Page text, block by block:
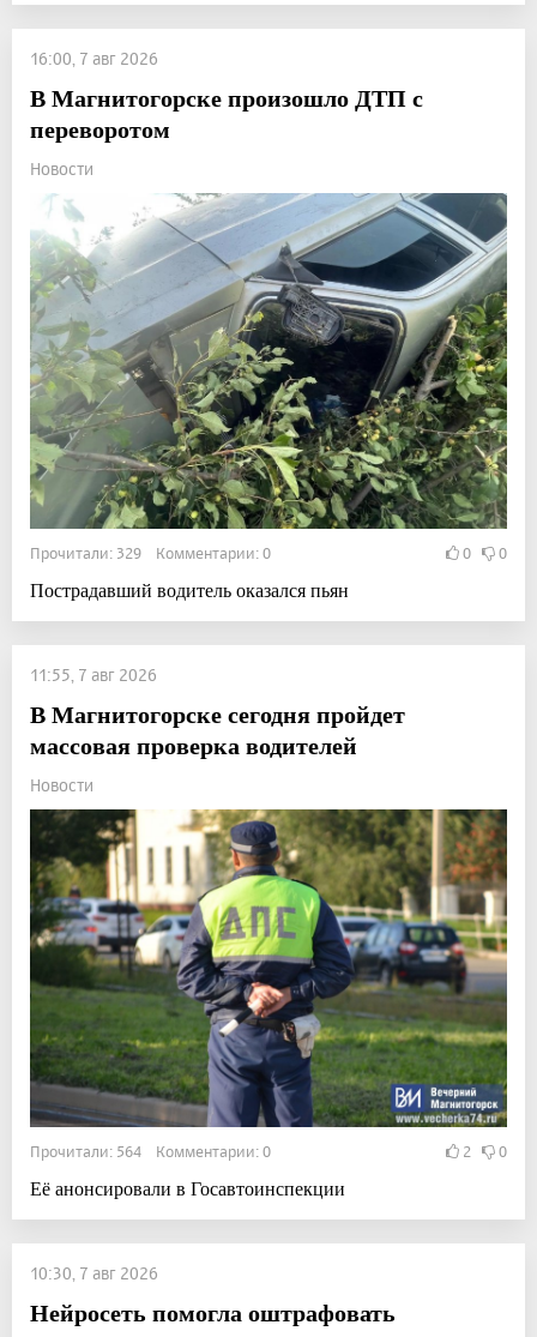
16:00, 7 авг 2026
В Магнитогорске произошло ДТП с
переворотом
Новости
Прочитали: 329 Комментарии: 0 0 0
Пострадавший водитель оказался пьян
11:55, 7 авг 2026
В Магнитогорске сегодня пройдет
массовая проверка водителей
Новости
Прочитали: 564 Комментарии: 0 2 0
Её анонсировали в Госавтоинспекции
10:30, 7 авг 2026
Нейросеть помогла оштрафовать